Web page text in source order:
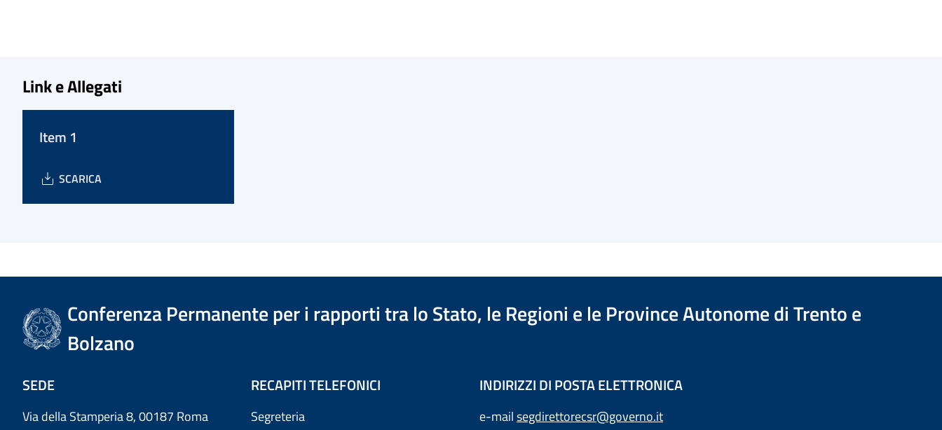
Link e Allegati
Item 1
SCARICA
Conferenza Permanente per i rapporti tra lo Stato, le Regioni e le Province Autonome di Trento e
Bolzano
SEDE
Via della Stamperia 8, 00187 Roma
RECAPITI TELEFONICI
Segreteria
INDIRIZZI DI POSTA ELETTRONICA
e-mailsegdirettorecsr@governo.it